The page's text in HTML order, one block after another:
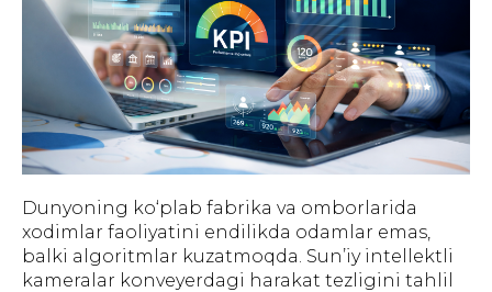
Dunyoning ko‘plab fabrika va omborlarida
xodimlar faoliyatini endilikda odamlar emas,
balki algoritmlar kuzatmoqda. Sun’iy intellektli
kameralar konveyerdagi harakat tezligini tahlil